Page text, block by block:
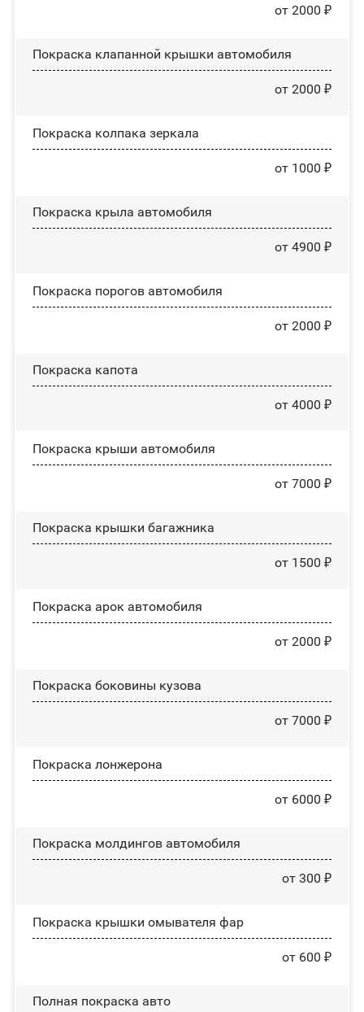
от 2000 ₽
Покраска клапанной крышки автомобиля
от 2000 ₽
Покраска колпака зеркала
от 1000 ₽
Покраска крыла автомобиля
от 4900 ₽
Покраска порогов автомобиля
от 2000 ₽
Покраска капота
от 4000 ₽
Покраска крыши автомобиля
от 7000 ₽
Покраска крышки багажника
от 1500 ₽
Покраска арок автомобиля
от 2000 ₽
Покраска боковины кузова
от 7000 ₽
Покраска лонжерона
от 6000 ₽
Покраска молдингов автомобиля
от 300 ₽
Покраска крышки омывателя фар
от 600 ₽
Полная покраска авто